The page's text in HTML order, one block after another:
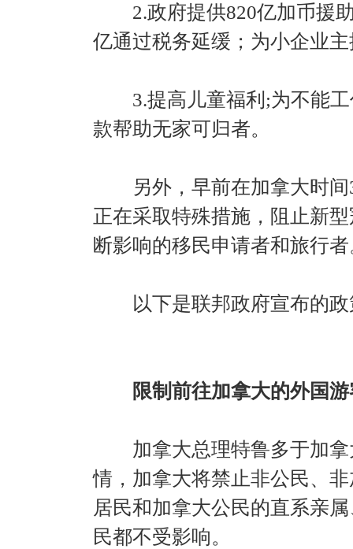
2.政府提供820亿加币援助
亿通过税务延缓；为小企业
3.提高儿童福利;为不能工
款帮助无家可归者。
另外，早前在加拿大时间3
正在采取特殊措施，阻止新
断影响的移民申请者和旅行
以下是联邦政府宣布的政
限制前往加拿大的外国游
加拿大总理特鲁多于加拿
情，加拿大将禁止非公民、
居民和加拿大公民的直系亲
民都不受影响。